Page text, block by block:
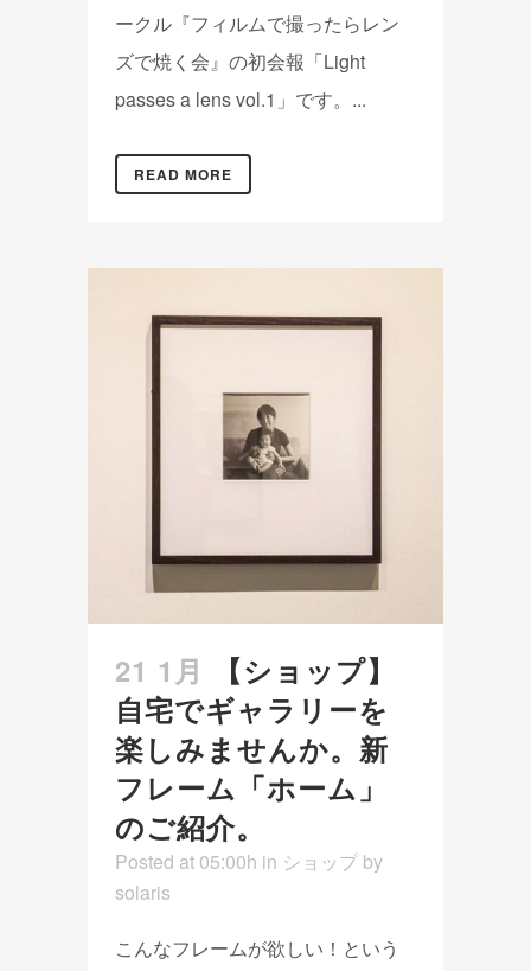
ークル『フィルムで撮ったらレン
ズで焼く会』の初会報「Light
passes a lens vol.1」です。...
READ MORE
21 1月
【ショップ】
自宅でギャラリーを
楽しみませんか。新
フレーム「ホーム」
のご紹介。
Posted at 05:00h in ショップ by
solaris
こんなフレームが欲しい！という